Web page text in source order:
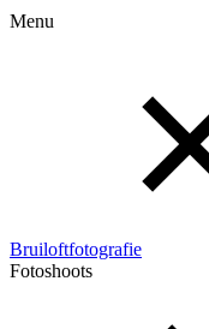
Menu
Bruiloftfotografie
Fotoshoots